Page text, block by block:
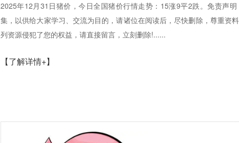
2025年12月31日猪价，今日全国猪价行情走势：15涨9平2跌。免责声
集，以供给大家学习、交流为目的，请诸位在阅读后，尽快删除，尊重资
列资源侵犯了您的权益，请直接留言，立刻删除!......
【了解详情+】